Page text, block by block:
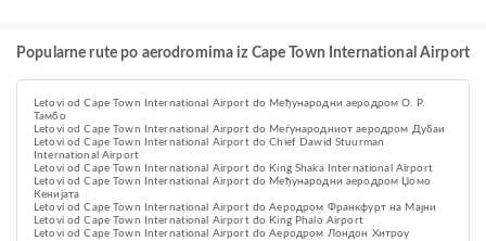
Popularne rute po aerodromima iz Cape Town International Airport
Letovi od Cape Town International Airport do Међународни аеродром О. Р.
Тамбо
Letovi od Cape Town International Airport do Меѓународниот аеродром Дубаи
Letovi od Cape Town International Airport do Chief Dawid Stuurman
International Airport
Letovi od Cape Town International Airport do King Shaka International Airport
Letovi od Cape Town International Airport do Међународни аеродром Џомо
Кенијата
Letovi od Cape Town International Airport do Aеродром Франкфурт на Мајни
Letovi od Cape Town International Airport do King Phalo Airport
Letovi od Cape Town International Airport do Аеродром Лондон Хитроу